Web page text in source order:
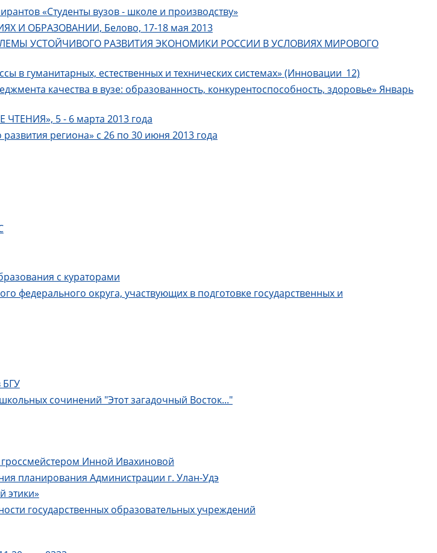
«Студенты вузов - школе и производству»
И ОБРАЗОВАНИИ, Белово, 17-18 мая 2013
УСТОЙЧИВОГО РАЗВИТИЯ ЭКОНОМИКИ РОССИИ В УСЛОВИЯХ МИРОВОГО
естественных и технических системах» (Инновации_12)
качества в вузе: образованность, конкурентоспособность, здоровье» Январь
5 - 6 марта 2013 года
региона» с 26 по 30 июня 2013 года
с кураторами
федерального округа, участвующих в подготовке государственных и
БГУ
сочинений "Этот загадочный Восток..."
Инной Ивахиновой
планирования Администрации г. Улан-Удэ
этики»
государственных образовательных учреждений